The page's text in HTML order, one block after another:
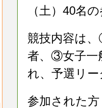
（土）40名
競技内容は
者、③女子一
れ、予選リ
参加された